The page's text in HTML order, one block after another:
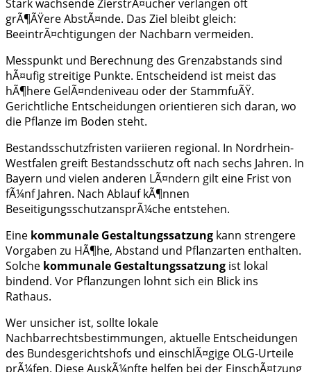
Stark wachsende ZierstrÃ¤ucher verlangen oft
grÃ¶ÃŸere AbstÃ¤nde. Das Ziel bleibt gleich:
BeeintrÃ¤chtigungen der Nachbarn vermeiden.
Messpunkt und Berechnung des Grenzabstands sind
hÃ¤ufig streitige Punkte. Entscheidend ist meist das
hÃ¶here GelÃ¤ndeniveau oder der StammfuÃŸ.
Gerichtliche Entscheidungen orientieren sich daran, wo
die Pflanze im Boden steht.
Bestandsschutzfristen variieren regional. In Nordrhein-
Westfalen greift Bestandsschutz oft nach sechs Jahren. In
Bayern und vielen anderen LÃ¤ndern gilt eine Frist von
fÃ¼nf Jahren. Nach Ablauf kÃ¶nnen
BeseitigungsschutzansprÃ¼che entstehen.
Eine kommunale Gestaltungssatzung kann strengere
Vorgaben zu HÃ¶he, Abstand und Pflanzarten enthalten.
Solche kommunale Gestaltungssatzung ist lokal
bindend. Vor Pflanzungen lohnt sich ein Blick ins
Rathaus.
Wer unsicher ist, sollte lokale
Nachbarrechtsbestimmungen, aktuelle Entscheidungen
des Bundesgerichtshofs und einschlÃ¤gige OLG-Urteile
prÃ¼fen. Diese AuskÃ¼nfte helfen bei der EinschÃ¤tzung